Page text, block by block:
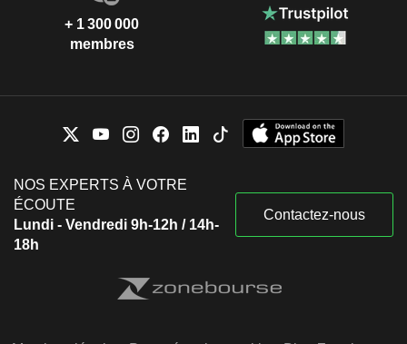
+ 1 300 000
membres
NOS EXPERTS À VOTRE
ÉCOUTE
Lundi - Vendredi 9h-12h / 14h-
18h
Contactez-nous